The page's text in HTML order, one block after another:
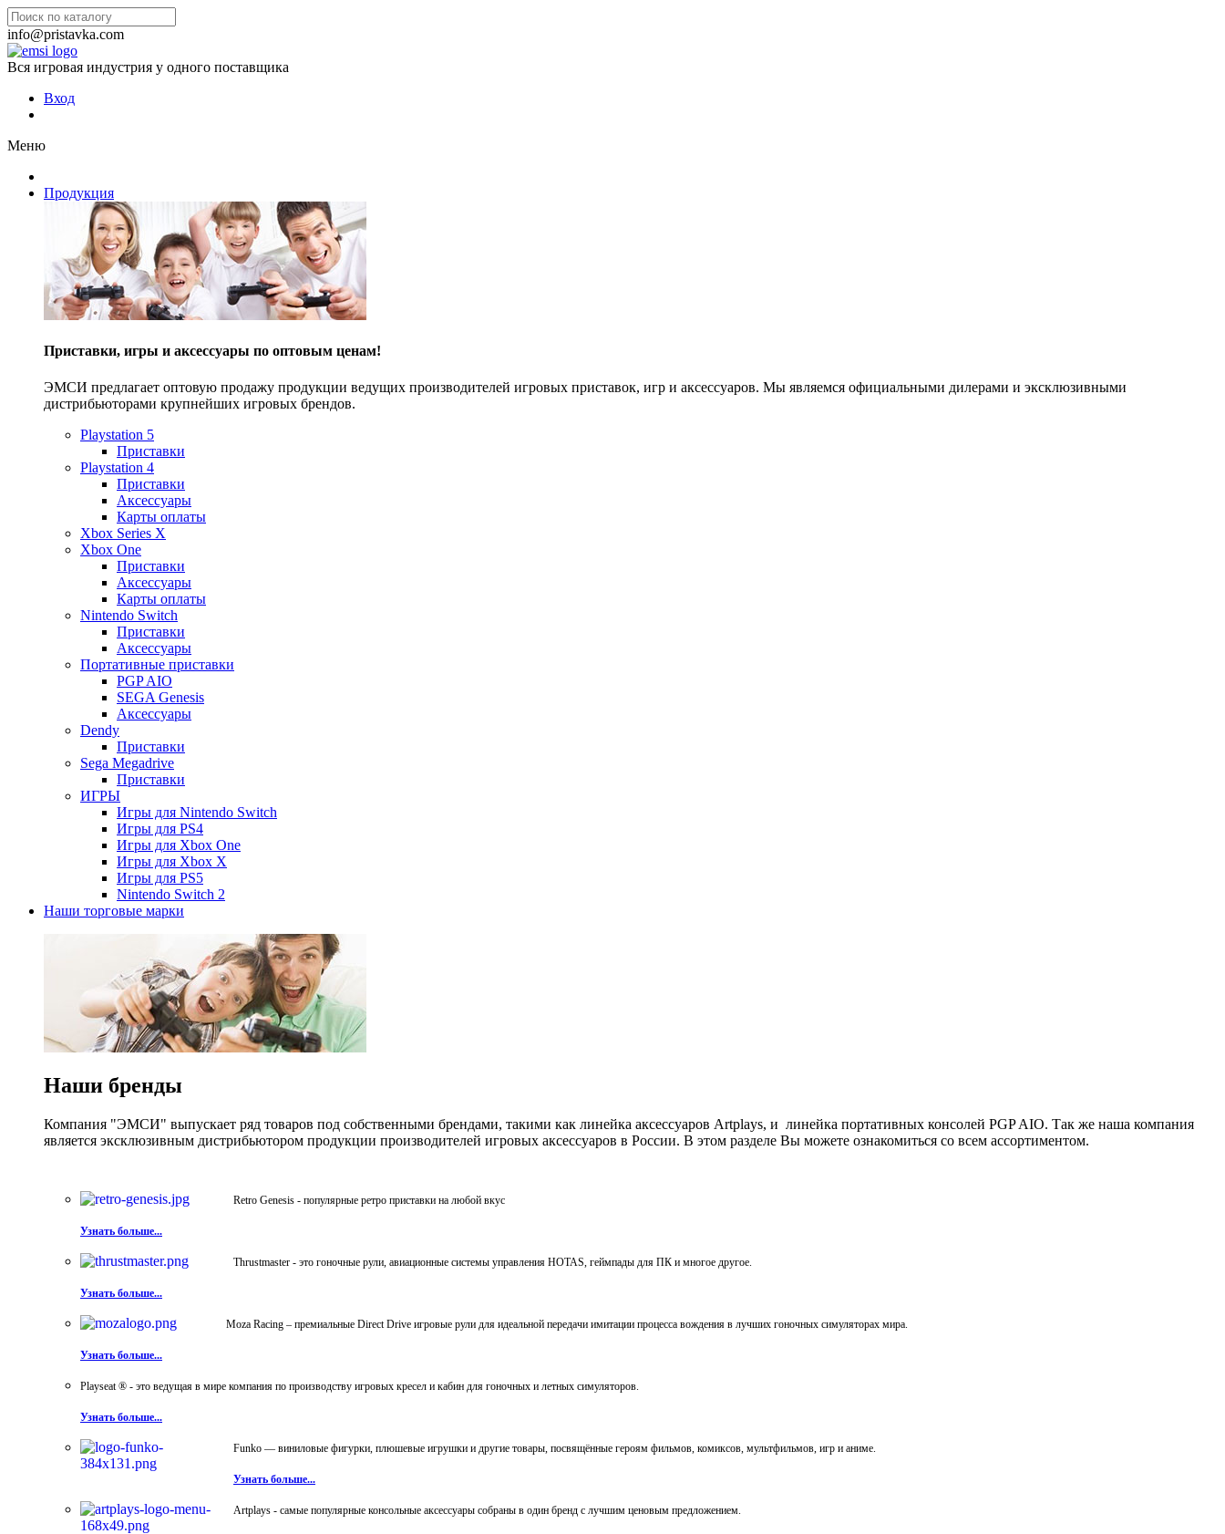
info@pristavka.com
Вся игровая индустрия у одного поставщика
Вход
Меню
Продукция
Приставки, игры и аксессуары по оптовым ценам!
ЭМСИ предлагает оптовую продажу продукции ведущих производителей игровых приставок, игр и аксессуаров. Мы являемся официальными дилерами и эксклюзивными
дистрибьюторами крупнейших игровых брендов.
Playstation 5
Приставки
Playstation 4
Приставки
Аксессуары
Карты оплаты
Xbox Series X
Xbox One
Приставки
Аксессуары
Карты оплаты
Nintendo Switch
Приставки
Аксессуары
Портативные приставки
PGP AIO
SEGA Genesis
Аксессуары
Dendy
Приставки
Sega Megadrive
Приставки
ИГРЫ
Игры для Nintendo Switch
Игры для PS4
Игры для Xbox One
Игры для Xbox X
Игры для PS5
Nintendo Switch 2
Наши торговые марки
Наши бренды
Компания "ЭМСИ" выпускает ряд товаров под собственными брендами, такими как линейка аксессуаров Artplays, и линейка портативных консолей PGP AIO. Так же наша компания
является эксклюзивным дистрибьютором продукции производителей игровых аксессуаров в России. В этом разделе Вы можете ознакомиться со всем ассортиментом.
Retro Genesis - популярные ретро приставки на любой вкус
Узнать больше...
Thrustmaster - это гоночные рули, авиационные системы управления HOTAS, геймпады для ПК и многое другое.
Узнать больше...
Moza Racing – премиальные Direct Drive игровые рули для идеальной передачи имитации процесса вождения в лучших гоночных симуляторах мира.
Узнать больше...
Playseat ® - это ведущая в мире компания по производству игровых кресел и кабин для гоночных и летных симуляторов.
Узнать больше...
Funko — виниловые фигурки, плюшевые игрушки и другие товары, посвящённые героям фильмов, комиксов, мультфильмов, игр и аниме.
Узнать больше...
Artplays - самые популярные консольные аксессуары собраны в один бренд с лучшим ценовым предложением.